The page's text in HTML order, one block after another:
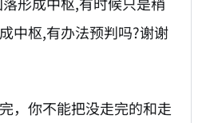
中枢,有办法预判吗?谢谢
，你不能把没走完的和走